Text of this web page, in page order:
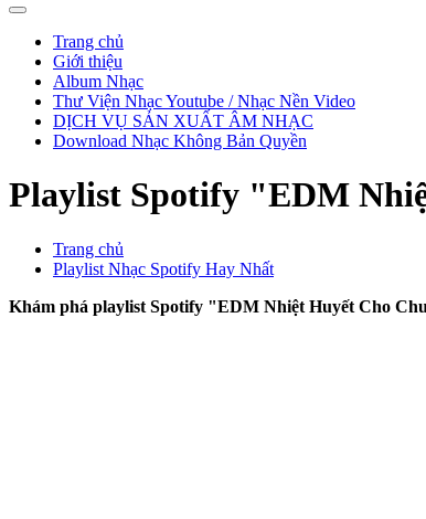
Trang chủ
Giới thiệu
Album Nhạc
Thư Viện Nhạc Youtube / Nhạc Nền Video
DỊCH VỤ SẢN XUẤT ÂM NHẠC
Download Nhạc Không Bản Quyền
Playlist Spotify "EDM
Trang chủ
Playlist Nhạc Spotify Hay Nhất
Khám phá playlist Spotify "EDM Nhiệt Huyết Cho